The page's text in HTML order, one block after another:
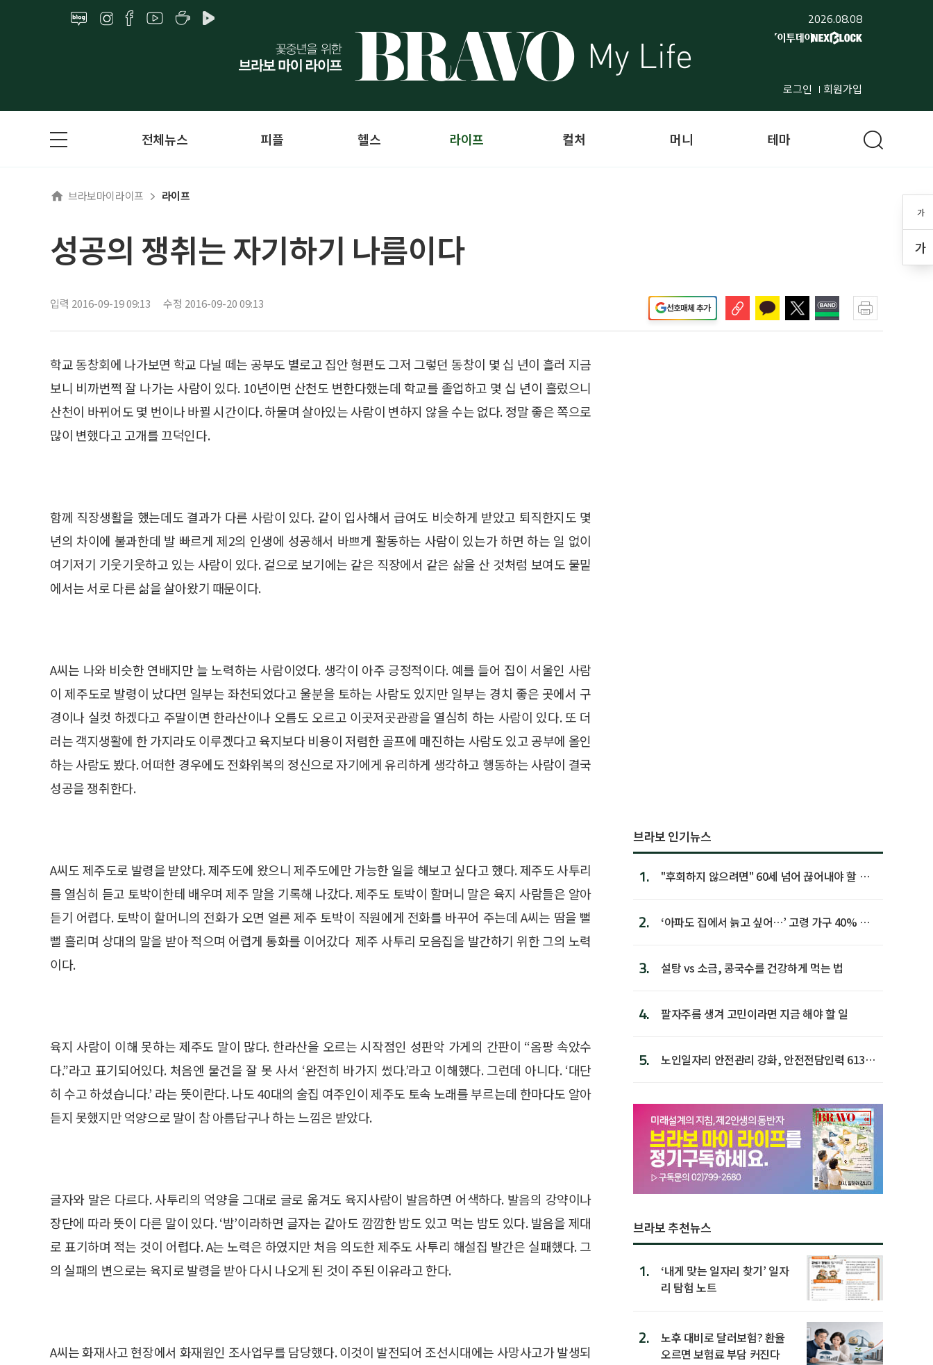
2026.08.08
로그인 회원가입
가
가
전체뉴스 피플 헬스 라이프 컬처 머니 테마
브라보마이라이프 라이프
성공의 쟁취는 자기하기 나름이다
입력 2016-09-19 09:13 수정 2016-09-20 09:13 선호매체 추가
학교 동창회에 나가보면 학교 다닐 떼는 공부도 별로고 집안 형편도 그저 그렇던 동창이 몇 십 년이 흘러 지금
보니 비까번쩍 잘 나가는 사람이 있다. 10년이면 산천도 변한다했는데 학교를 졸업하고 몇 십 년이 흘렀으니
산천이 바뀌어도 몇 번이나 바뀔 시간이다. 하물며 살아있는 사람이 변하지 않을 수는 없다. 정말 좋은 쪽으로
많이 변했다고 고개를 끄덕인다.
함께 직장생활을 했는데도 결과가 다른 사람이 있다. 같이 입사해서 급여도 비슷하게 받았고 퇴직한지도 몇
년의 차이에 불과한데 발 빠르게 제2의 인생에 성공해서 바쁘게 활동하는 사람이 있는가 하면 하는 일 없이
여기저기 기웃기웃하고 있는 사람이 있다. 겉으로 보기에는 같은 직장에서 같은 삶을 산 것처럼 보여도 물밑
에서는 서로 다른 삶을 살아왔기 때문이다.
A씨는 나와 비슷한 연배지만 늘 노력하는 사람이었다. 생각이 아주 긍정적이다. 예를 들어 집이 서울인 사람
이 제주도로 발령이 났다면 일부는 좌천되었다고 울분을 토하는 사람도 있지만 일부는 경치 좋은 곳에서 구
경이나 실컷 하겠다고 주말이면 한라산이나 오름도 오르고 이곳저곳관광을 열심히 하는 사람이 있다. 또 더
러는 객지생활에 한 가지라도 이루겠다고 육지보다 비용이 저렴한 골프에 매진하는 사람도 있고 공부에 올인
하는 사람도 봤다. 어떠한 경우에도 전화위복의 정신으로 자기에게 유리하게 생각하고 행동하는 사람이 결국
성공을 쟁취한다.
A씨도 제주도로 발령을 받았다. 제주도에 왔으니 제주도에만 가능한 일을 해보고 싶다고 했다. 제주도 사투리
를 열심히 듣고 토박이한테 배우며 제주 말을 기록해 나갔다. 제주도 토박이 할머니 말은 육지 사람들은 알아
듣기 어렵다. 토박이 할머니의 전화가 오면 얼른 제주 토박이 직원에게 전화를 바꾸어 주는데 A씨는 땀을 뻘
뻘 흘리며 상대의 말을 받아 적으며 어렵게 통화를 이어갔다 제주 사투리 모음집을 발간하기 위한 그의 노력
이다.
육지 사람이 이해 못하는 제주도 말이 많다. 한라산을 오르는 시작점인 성판악 가게의 간판이 “옴팡 속았수
다.”라고 표기되어있다. 처음엔 물건을 잘 못 사서 ‘완전히 바가지 썼다.’라고 이해했다. 그런데 아니다. ‘대단
히 수고 하셨습니다.’ 라는 뜻이란다. 나도 40대의 술집 여주인이 제주도 토속 노래를 부르는데 한마다도 알아
듣지 못했지만 억양으로 말이 참 아름답구나 하는 느낌은 받았다.
글자와 말은 다르다. 사투리의 억양을 그대로 글로 옮겨도 육지사람이 발음하면 어색하다. 발음의 강약이나
장단에 따라 뜻이 다른 말이 있다. ‘밤’이라하면 글자는 같아도 깜깜한 밤도 있고 먹는 밤도 있다. 발음을 제대
로 표기하며 적는 것이 어렵다. A는 노력은 하였지만 처음 의도한 제주도 사투리 해설집 발간은 실패했다. 그
의 실패의 변으로는 육지로 발령을 받아 다시 나오게 된 것이 주된 이유라고 한다.
A씨는 화재사고 현장에서 화재원인 조사업무를 담당했다. 이것이 발전되어 조선시대에는 사망사고가 발생되
브라보 인기뉴스
1.
"후회하지 않으려면" 60세 넘어 끊어내야 할 사
2.
‘아파도 집에서 늙고 싶어…’ 고령 가구 40% 노
3. 설탕 vs 소금, 콩국수를 건강하게 먹는 법
4. 팔자주름 생겨 고민이라면 지금 해야 할 일
5.
노인일자리 안전관리 강화, 안전전담인력 613명
브라보 추천뉴스
1.
‘내게 맞는 일자리 찾기’ 일자
리 탐험 노트
2.
노후 대비로 달러보험? 환율
오르면 보험료 부담 커진다